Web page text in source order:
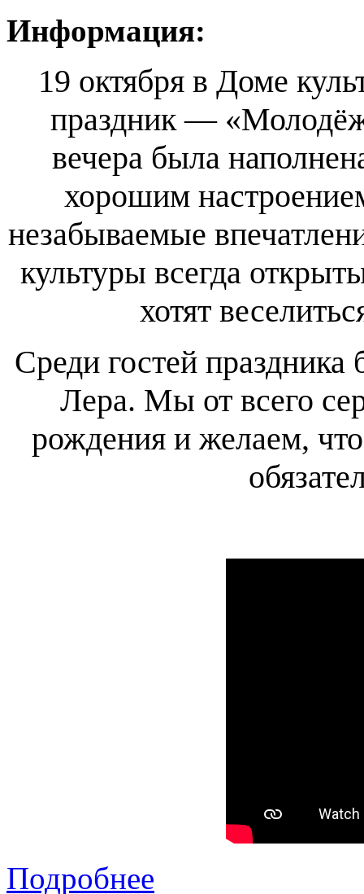
Информация:
19 октября в Доме
праздник —
вечера была
хорошим
незабываемые
культуры всегда
хотят
Среди гостей
Лера. Мы от всего
рождения и желаем,
Подробнее